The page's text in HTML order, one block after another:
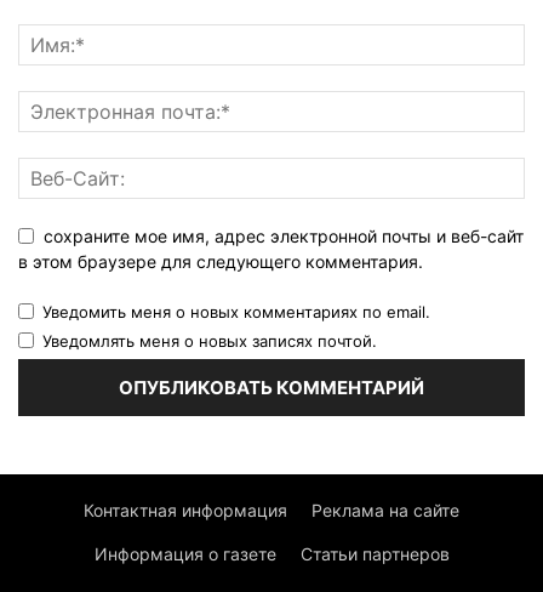
сохраните мое имя, адрес электронной почты и веб-сайт
в этом браузере для следующего комментария.
Уведомить меня о новых комментариях по email.
Уведомлять меня о новых записях почтой.
Контактная информация Реклама на сайте
Информация о газете Статьи партнеров